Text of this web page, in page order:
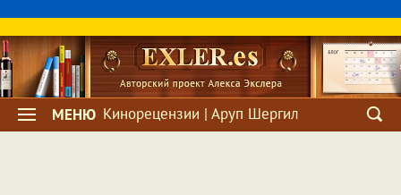
МЕНЮ Кинорецензии | Аруп Шергил